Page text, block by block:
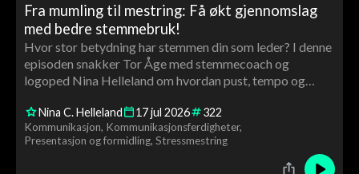
Fra mumling til mestring: Få økt gjennomslag
med bedre stemmebruk!
Hvor stor betydning har stemmen din som leder? I denne
episoden snakker Tor Åge med stemmecoach og
logoped Nina Helleland om hvordan pust, tempo og
får konkrete råd og en live stemmecoaching av Tor Åge
underveis.
Nina C. Helleland 17jul 2026 322
Kommunikasjon Kommunikasjonsferdigheter
Presentasjon og formidling Stressmestring